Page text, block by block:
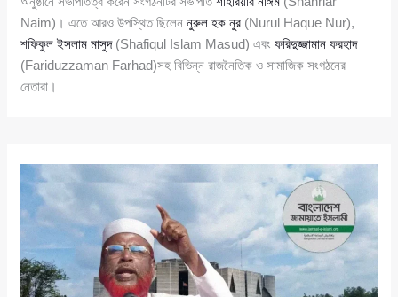
Naim)। এতে আরও উপস্থিত ছিলেননুরুল হক নুর (Nurul Haque Nur),
শফিকুল ইসলাম মাসুদ(Shafiqul Islam Masud) এবংফরিদুজ্জামান ফরহাদ
(Fariduzzaman Farhad)সহ বিভিন্ন রাজনৈতিক ও সামাজিক সংগঠনের
নেতারা।